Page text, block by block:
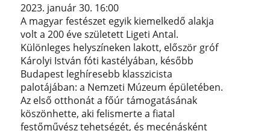
2023. január 30. 16:00
A magyar festészet egyik kiemelkedő alakja
volt a 200 éve született Ligeti Antal.
Különleges helyszíneken lakott, először gróf
Károlyi István fóti kastélyában, később
Budapest leghíresebb klasszicista
palotájában: a Nemzeti Múzeum épületében.
Az első otthonát a főúr támogatásának
köszönhette, aki felismerte a fiatal
festőművész tehetségét, és mecénásként